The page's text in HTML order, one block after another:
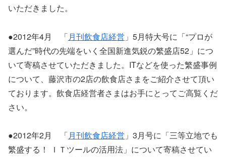
いただきました。
●2012年4月 「月刊飲食店経営 」5月特大号に「“プロが
選んだ”時代の先端をいく全国新進気鋭の繁盛店52」につ
いて寄稿させていただきました。ITなどを使った繁盛事例
について、藤沢市の2店の飲食店さまをご紹介させて頂い
ております。飲食店経営者さまはお手にとってご高覧くだ
さい。
●2012年2月 「月刊飲食店経営 」3月号に「三等立地でも
繁盛する！ ＩＴツールの活用法」について寄稿させてい